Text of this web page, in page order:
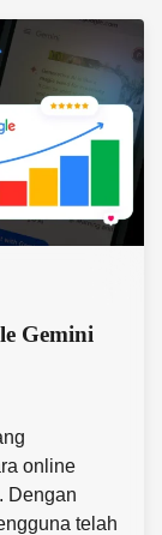
Gemini
online
Dengan
telah